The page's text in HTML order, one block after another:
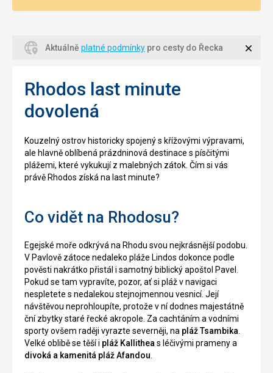
Aktuálně platné podmínky pro cesty do Řecka
Rhodos last minute
dovolená
Kouzelný ostrov historicky spojený s křížovými výpravami,
ale hlavně oblíbená prázdninová destinace s písčitými
plážemi, které vykukují z malebných zátok. Čím si vás
právě Rhodos získá na last minute?
Co vidět na Rhodosu?
Egejské moře odkrývá na Rhodu svou nejkrásnější podobu.
V Pavlově zátoce nedaleko pláže Lindos dokonce podle
pověsti nakrátko přistál i samotný biblický apoštol Pavel.
Pokud se tam vypravíte, pozor, ať si pláž v navigaci
nespletete s nedalekou stejnojmennou vesnicí. Její
návštěvou neprohloupíte, protože v ní dodnes majestátně
ční zbytky staré řecké akropole. Za cachtáním a vodními
sporty ovšem raději vyrazte severněji, na pláž Tsambika
Velké oblibě se těší i pláž Kallithea s léčivými prameny a
divoká a kamenitá pláž Afandou